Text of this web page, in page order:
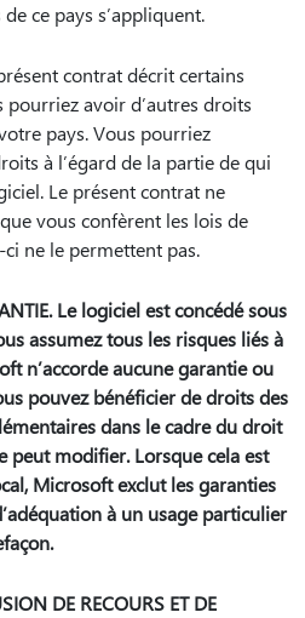
ce pays s’appliquent.
contrat décrit certains
avoir d’autres droits
pays. Vous pourriez
à l’égard de la partie de qui
Le présent contrat ne
vous confèrent les lois de
ne le permettent pas.
Le logiciel est concédé sous
assumez tous les risques liés à
n’accorde aucune garantie ou
pouvez bénéficier de droits des
dans le cadre du droit
peut modifier. Lorsque cela est
Microsoft exclut les garanties
à un usage particulier
DE RECOURS ET DE